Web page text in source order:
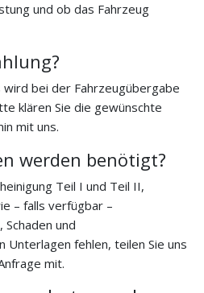
und ob das Fahrzeug
bei der Fahrzeugübergabe
klären Sie die gewünschte
mit uns.
werden benötigt?
Teil I und Teil II,
– falls verfügbar –
und
Unterlagen fehlen, teilen Sie uns
mit.